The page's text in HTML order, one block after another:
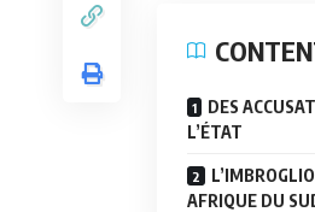
DES
L’ÉTAT
AFRIQUE DU